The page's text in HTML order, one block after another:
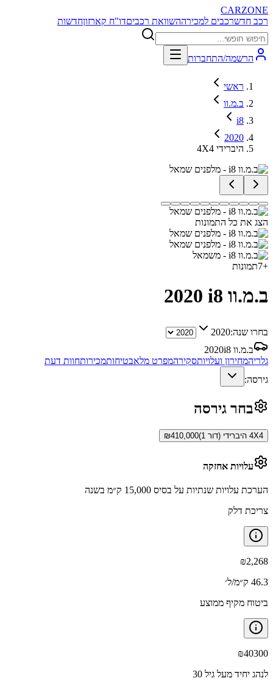
CARZONE
רכב חדשרכבים למכירההשוואת רכביםדו"ח קארזוןחדשות
הרשמה/התחברות
ראשי
ב.מ.וו
i8
2020
4X4 היברידי
הצג את כל התמונות
+
7תמונות
ב.מ.וו i8 2020
בחרו שנה:2020
ב.מ.וו i8
2020
גלריהמחירון ועלויותסקירהמפרט מלאבטיחותמכירותחוות דעת
גירסה:
בחר גירסה
4X4 היברידי (דור 1) ₪410,000
עלויות אחזקה
הערכת עלויות שנתיות על בסיס 15,000 ק״מ בשנה
צריכת דלק
₪2,268
46.3 ק״מ/ל׳
ביטוח מקיף ממוצע
₪40300
לנהג יחיד מעל גיל 30